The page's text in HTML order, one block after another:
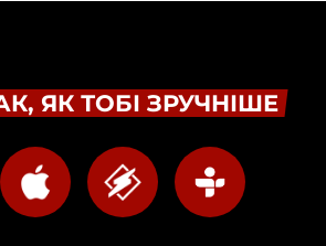
ЯК ТОБІ ЗРУЧНІШЕ